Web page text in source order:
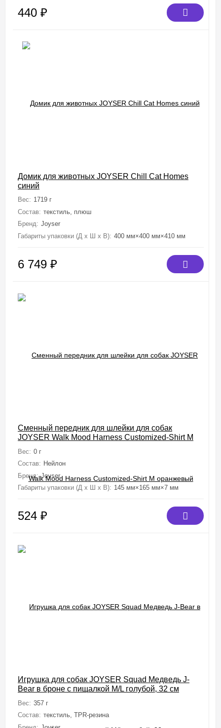
440 ₽
Домик для животных JOYSER Chill Cat Homes
синий
Вес: 1719 г
Состав: текстиль, плюш
Бренд: Joyser
Габариты упаковки (Д х Ш х В): 400 мм×400 мм×410 мм
6 749 ₽
Сменный передник для шлейки для собак
JOYSER Walk Mood Harness Customized-Shirt M
Вес: 0 г
Состав: Нейлон
Бренд: Joyser
Габариты упаковки (Д х Ш х В): 145 мм×165 мм×7 мм
524 ₽
Игрушка для собак JOYSER Squad Медведь J-
Bear в броне с пищалкой M/L голубой, 32 см
Вес: 357 г
Состав: текстиль, TPR-резина